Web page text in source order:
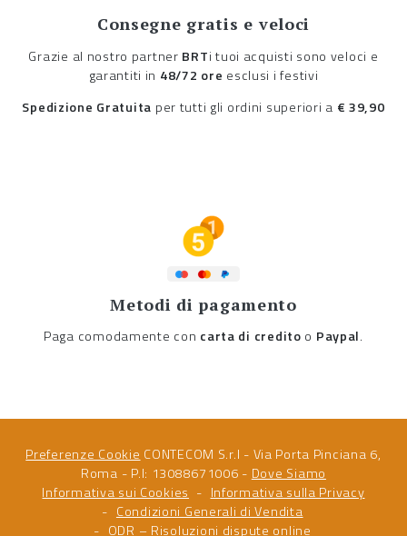
Consegne gratis e veloci
Grazie al nostro partner BRTi tuoi acquisti sono veloci e
garantiti in 48/72 ore esclusi i festivi
Spedizione Gratuita per tutti gli ordini superiori a € 39,90
Metodi di pagamento
Paga comodamente con carta di credito o Paypal.
Preferenze Cookie CONTECOM S.r.l - Via Porta Pinciana 6,
Roma - P.I: 13088671006 -Dove Siamo
Informativa sui Cookies
Informativa sulla Privacy
Condizioni Generali di Vendita
ODR – Risoluzioni dispute online